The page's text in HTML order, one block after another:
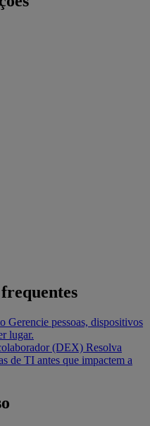
Gerencie pessoas, dispositivos
lugar.
(DEX) Resolva
de TI antes que impactem a